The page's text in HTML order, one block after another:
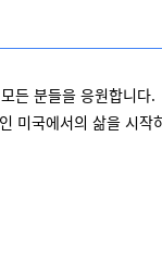
든 분들을 응원합니다.
미국에서의 삶을 시작